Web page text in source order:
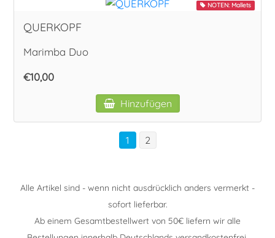
NOTEN: Mallets
QUERKOPF
Marimba Duo
€10,00
Hinzufügen
1 2
Alle Artikel sind - wenn nicht ausdrücklich anders vermerkt -
sofort lieferbar.
Ab einem Gesamtbestellwert von 50€ liefern wir alle